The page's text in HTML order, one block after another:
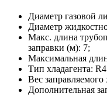
Диаметр газовой
Диаметр
Макс. длина
заправки (м): 7;
Максимальная
Тип хладагента:
Вес заправляемого
Дополнительная